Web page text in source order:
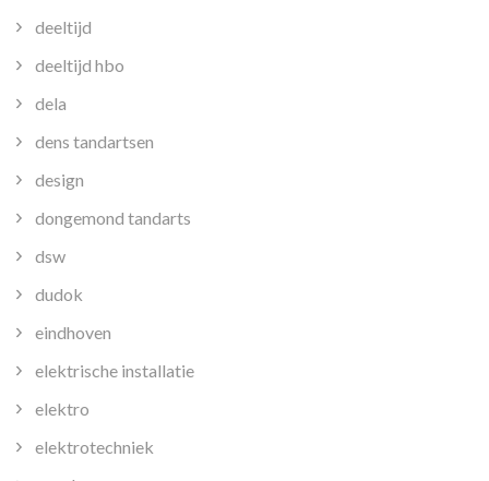
deeltijd
deeltijd hbo
dela
dens tandartsen
design
dongemond tandarts
dsw
dudok
eindhoven
elektrische installatie
elektro
elektrotechniek